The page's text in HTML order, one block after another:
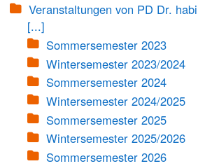
Veranstaltungen von PD Dr.
[...]
Sommersemester 2023
Wintersemester 2023/2024
Sommersemester 2024
Wintersemester 2024/2025
Sommersemester 2025
Wintersemester 2025/2026
Sommersemester 2026